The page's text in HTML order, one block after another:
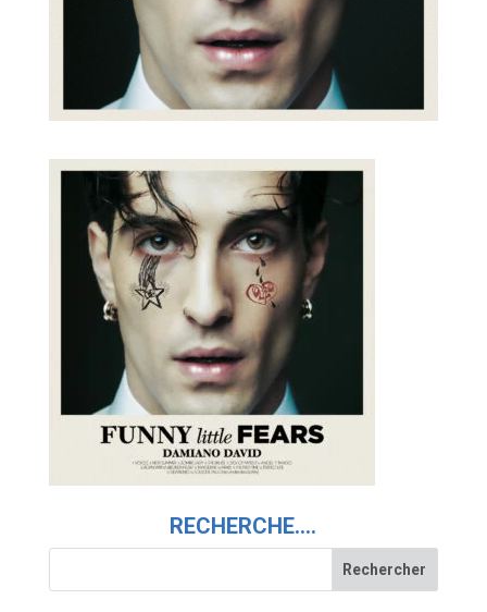
RECHERCHE….